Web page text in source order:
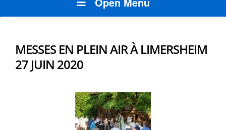
MESSES EN PLEIN AIR À LIMERSHEIM
27 JUIN 2020